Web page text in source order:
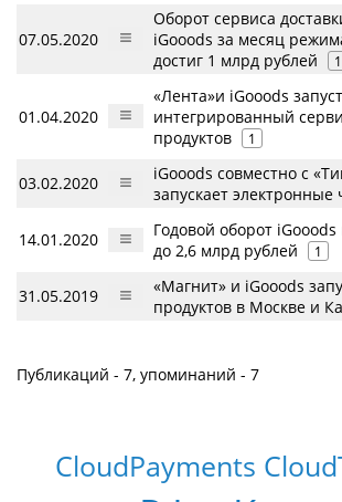
07.05.2020
Оборот сервиса
iGooods за месяц
достиг 1 млрд рублей
1
01.04.2020
«Лента»и iGooods
интегрированный
продуктов
1
03.02.2020
iGooods совместно с
запускает электронные
14.01.2020
Годовой оборот
до 2,6 млрд рублей
1
31.05.2019
«Магнит» и iGooods
продуктов в Москве и
Публикаций - 7, упоминаний - 7
CloudPayments